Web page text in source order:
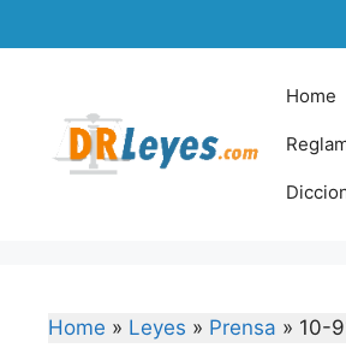
to
Home
Home » Leyes » Prensa » 10-